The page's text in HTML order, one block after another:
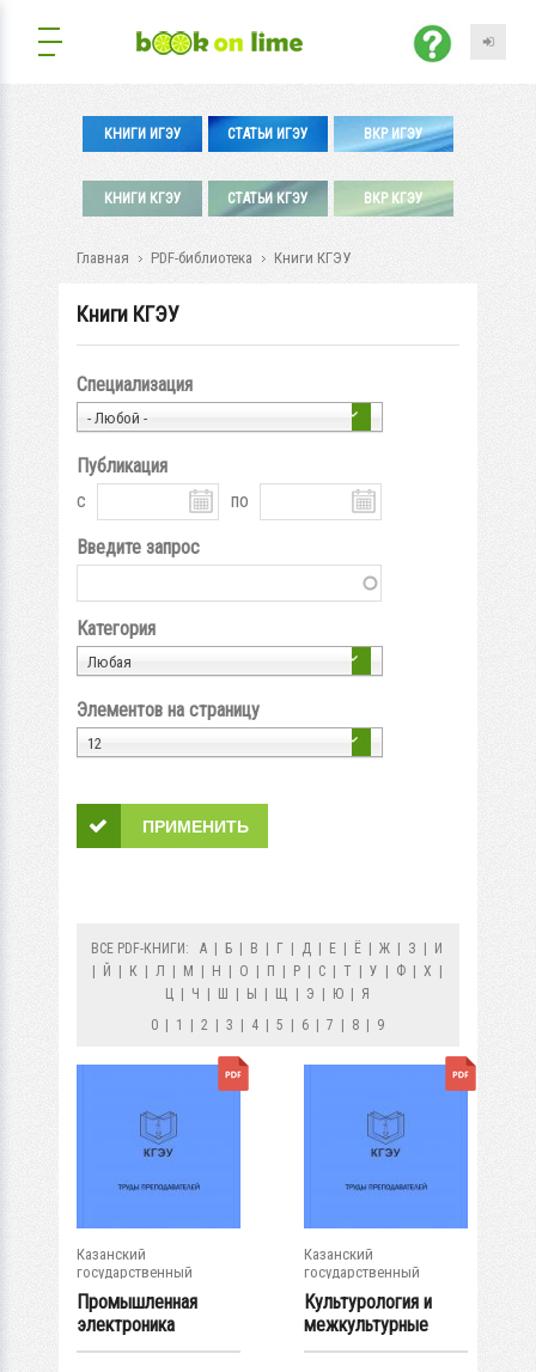
КНИГИ ИГЭУ СТАТЬИ ИГЭУ ВКР ИГЭУ
КНИГИ КГЭУ СТАТЬИ КГЭУ ВКР КГЭУ
Главная PDF-библиотека Книги КГЭУ
Книги КГЭУ
Специализация
- Любой -
Публикация
с
по
Введите запрос
Категория
Любая
Элементов на страницу
12
ВСЕ PDF-КНИГИ: А Б В Г Д Е Ё Ж З
И
Й К Л М Н О П Р С Т У Ф Х
Ц
Ч Ш Ы Щ Э Ю
Я
0
1 2 3 4 5 6 7 8 9
Казанский
государственный
энергетический...
Промышленная
электроника
Казанский
государственный
энергетический...
Культурология и
межкультурные
коммуникации